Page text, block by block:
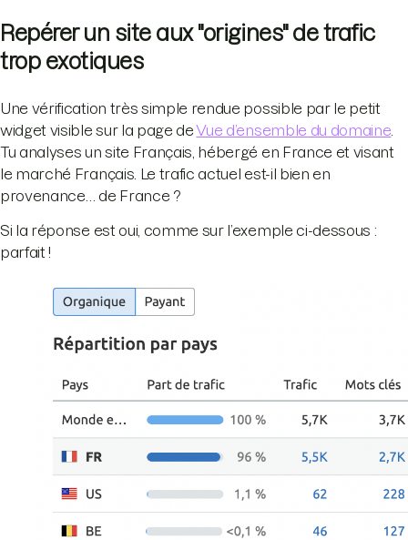
Repérer un site aux "origines" de trafic
trop exotiques
Une vérification très simple rendue possible par le petit
widget visible sur la page deVue d’ensemble du domaine
Tu analyses un site Français, hébergé en France et visant
le marché Français. Le trafic actuel est-il bien en
provenance… de France ?
Si la réponse est oui, comme sur l’exemple ci-dessous :
parfait !